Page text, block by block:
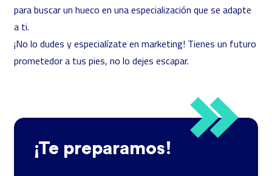
para buscar un hueco en una especialización que se adapte
a ti.
¡No lo dudes y especialízate en marketing! Tienes un futuro
prometedor a tus pies, no lo dejes escapar.
¡Te preparamos!